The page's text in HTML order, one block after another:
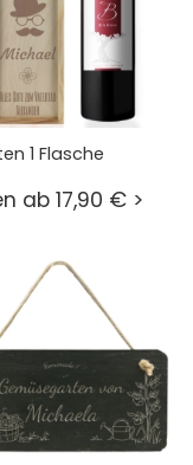
1 Flasche
ab 17,90 € >